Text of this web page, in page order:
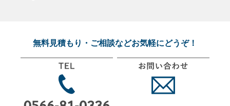
無料見積もり・ご相談などお気軽にどうぞ！